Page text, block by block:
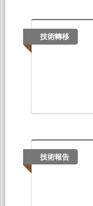
技術轉移
技術報告